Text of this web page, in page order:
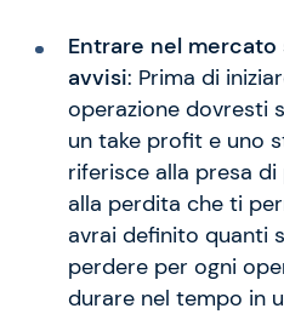
Entrare nel mercato
avvisi: Prima di
operazione dovresti
un take profit e uno
riferisce alla presa
alla perdita che ti
avrai definito quanti
perdere per ogni
durare nel tempo in